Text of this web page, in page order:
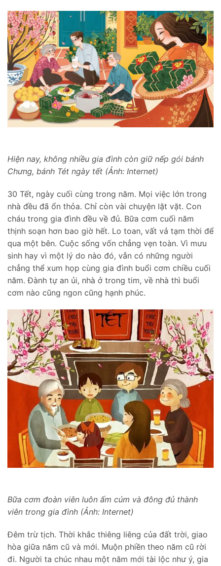
Hiện nay, không nhiều gia đình còn giữ nếp gói bánh
Chưng, bánh Tét ngày tết (Ảnh: Internet)
30 Tết, ngày cuối cùng trong năm. Mọi việc lớn trong
nhà đều đã ổn thỏa. Chỉ còn vài chuyện lặt vặt. Con
cháu trong gia đình đều về đủ. Bữa cơm cuối năm
thịnh soạn hơn bao giờ hết. Lo toan, vất vả tạm thời để
qua một bên. Cuộc sống vốn chẳng vẹn toàn. Vì mưu
sinh hay vì một lý do nào đó, vẫn có những người
chẳng thể xum họp cùng gia đình buổi cơm chiều cuối
năm. Đành tự an ủi, nhà ở trong tim, về nhà thì buổi
cơm nào cũng ngon cũng hạnh phúc.
Bữa cơm đoàn viên luôn ấm cúm và đông đủ thành
viên trong gia đình (Ảnh: Internet)
Đêm trừ tịch. Thời khắc thiêng liêng của đất trời, giao
hòa giữa năm cũ và mới. Muộn phiền theo năm cũ rời
đi. Người ta chúc nhau một năm mới tài lộc như ý, gia